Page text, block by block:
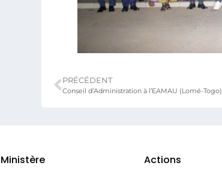
PRÉCÉDENT
Conseil d’Administration à l’EAMAU (Lomé-Togo)
Ministère Actions